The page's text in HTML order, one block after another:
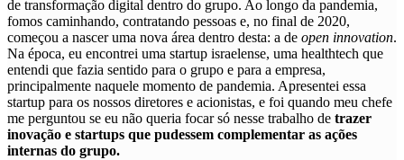
de transformação digital dentro do grupo. Ao longo da pandemia,
fomos caminhando, contratando pessoas e, no final de 2020,
começou a nascer uma nova área dentro desta: a de open innovation.
Na época, eu encontrei uma startup israelense, uma healthtech que
entendi que fazia sentido para o grupo e para a empresa,
principalmente naquele momento de pandemia. Apresentei essa
startup para os nossos diretores e acionistas, e foi quando meu chefe
me perguntou se eu não queria focar só nesse trabalho de trazer
inovação e startups que pudessem complementar as ações
internas do grupo.